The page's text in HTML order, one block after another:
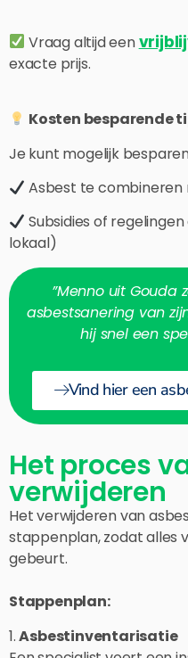
Vraag altijd een
exacte prijs.
Kosten besparende
Je kunt mogelijk
Asbest te
Subsidies of
lokaal)
”Menno uit Gouda
asbestsanering van
hij snel een
Vind hier een
Het proces
verwijderen
Het verwijderen van
stappenplan, zodat alles
gebeurt.
Stappenplan:
1.Asbestinventarisatie